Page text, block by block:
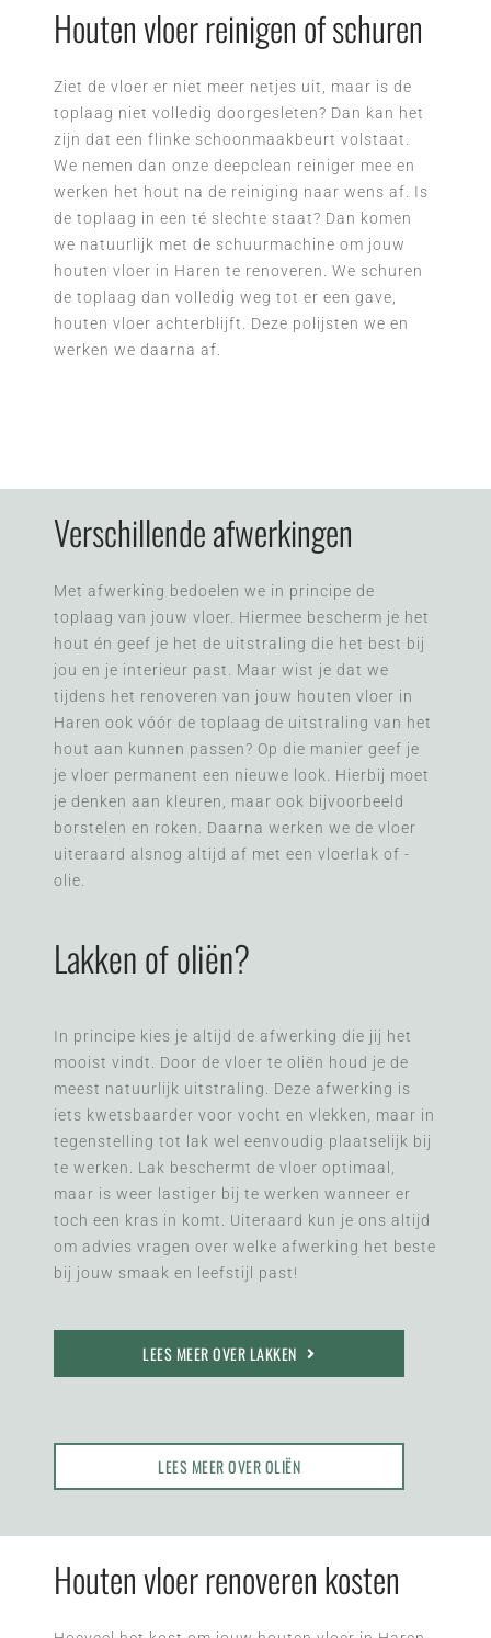
Houten vloer reinigen of schuren
Ziet de vloer er niet meer netjes uit, maar is de
toplaag niet volledig doorgesleten? Dan kan het
zijn dat een flinke schoonmaakbeurt volstaat.
We nemen dan onze deepclean reiniger mee en
werken het hout na de reiniging naar wens af. Is
de toplaag in een té slechte staat? Dan komen
we natuurlijk met de schuurmachine om jouw
houten vloer in Haren te renoveren. We schuren
de toplaag dan volledig weg tot er een gave,
houten vloer achterblijft. Deze polijsten we en
werken we daarna af.
Verschillende afwerkingen
Met afwerking bedoelen we in principe de
toplaag van jouw vloer. Hiermee bescherm je het
hout én geef je het de uitstraling die het best bij
jou en je interieur past. Maar wist je dat we
tijdens het renoveren van jouw houten vloer in
Haren ook vóór de toplaag de uitstraling van het
hout aan kunnen passen? Op die manier geef je
je vloer permanent een nieuwe look. Hierbij moet
je denken aan kleuren, maar ook bijvoorbeeld
borstelen en roken. Daarna werken we de vloer
uiteraard alsnog altijd af met een vloerlak of -
olie.
Lakken of oliën?
In principe kies je altijd de afwerking die jij het
mooist vindt. Door de vloer te oliën houd je de
meest natuurlijk uitstraling. Deze afwerking is
iets kwetsbaarder voor vocht en vlekken, maar in
tegenstelling tot lak wel eenvoudig plaatselijk bij
te werken. Lak beschermt de vloer optimaal,
maar is weer lastiger bij te werken wanneer er
toch een kras in komt. Uiteraard kun je ons altijd
om advies vragen over welke afwerking het beste
bij jouw smaak en leefstijl past!
LEES MEER OVER LAKKEN
LEES MEER OVER OLIËN
Houten vloer renoveren kosten